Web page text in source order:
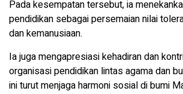
Pada kesempatan tersebut, ia
pendidikan sebagai persemaian nilai
dan kemanusiaan.
Ia juga mengapresiasi kehadiran dan
organisasi pendidikan lintas agama dan
ini turut menjaga harmoni sosial di bumi